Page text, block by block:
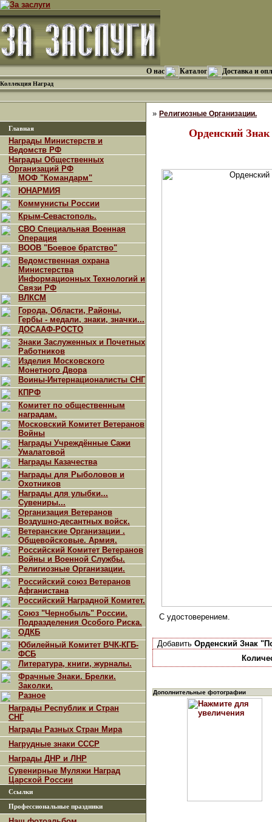
Коллекция Наград
О нас Каталог Доставка и
Главная
Награды Министерств и
Ведомств РФ
Награды Общественных
Организаций РФ
МОФ "Командарм"
ЮНАРМИЯ
Коммунисты России
Крым-Севастополь.
СВО Специальная Военная
Операция
ВООВ "Боевое братство"
Ведомственная охрана
Министерства
Информационных Технологий и
Связи РФ
ВЛКСМ
Города, Области, Районы,
Гербы - медали, знаки, значки...
ДОСААФ-РОСТО
Знаки Заслуженных и Почетных
Работников
Изделия Московского
Монетного Двора
Воины-Интернационалисты СНГ
КПРФ
Комитет по общественным
наградам.
Московский Комитет Ветеранов
Войны
Награды Учреждённые Сажи
Умалатовой
Награды Казачества
Награды для Рыболовов и
Охотников
Награды для улыбки...
Сувениры...
Организация Ветеранов
Воздушно-десантных войск.
Ветеранские Организации .
Общевойсковые. Армия.
Российский Комитет Ветеранов
Войны и Военной Службы.
Религиозные Организации.
Российский союз Ветеранов
Афганистана
Российский Наградной Комитет.
Союз "Чернобыль" России.
Подразделения Особого Риска.
ОДКБ
Юбилейный Комитет ВЧК-КГБ-
ФСБ
Литература, книги, журналы.
Фрачные Знаки. Брелки.
Заколки.
Разное
Награды Республик и Стран
СНГ
Награды Разных Стран Мира
Нагрудные знаки СССР
Награды ДНР и ЛНР
Сувенирные Муляжи Наград
Царской России
Ссылки
Профессиональные праздники
» Религиозные Организации.
Орденский
С удостоверением.
Добавить Орденский Знак
Дополнительные фотографии